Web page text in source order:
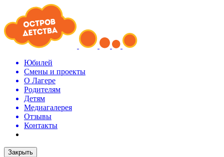
Юбилей
Смены и проекты
О Лагере
Родителям
Детям
Медиагалерея
Отзывы
Контакты
Закрыть